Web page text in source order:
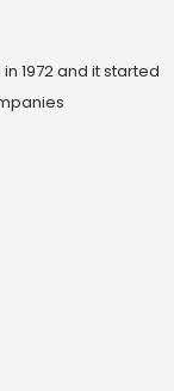
1972 and it started